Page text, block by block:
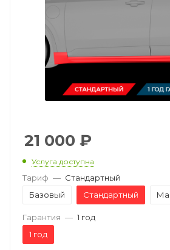
21 000 ₽
Услуга доступна
Тариф — Стандартный
Базовый
Стандартный
Гарантия — 1 год
1 год